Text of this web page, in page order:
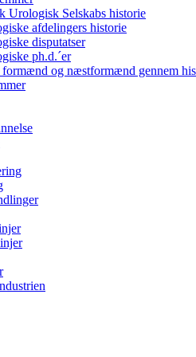
Urologisk Selskabs historie
afdelingers historie
disputatser
ph.d.´er
og næstformænd gennem